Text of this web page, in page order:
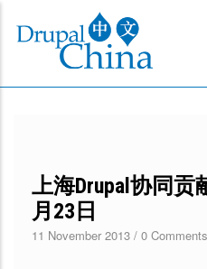
主
上海Drupal协同贡
月23日
11 November 2013 / 0 Comments